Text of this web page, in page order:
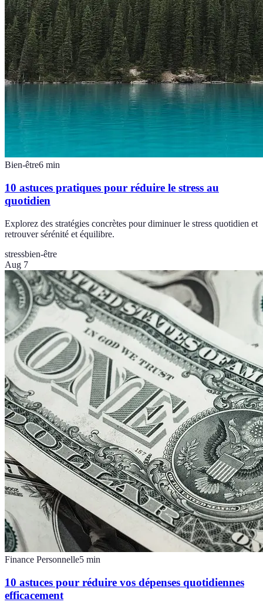
Bien-être6 min
10 astuces pratiques pour réduire le stress au
quotidien
Explorez des stratégies concrètes pour diminuer le stress quotidien et
retrouver sérénité et équilibre.
stressbien-être
Aug 7
Finance Personnelle5 min
10 astuces pour réduire vos dépenses quotidiennes
efficacement